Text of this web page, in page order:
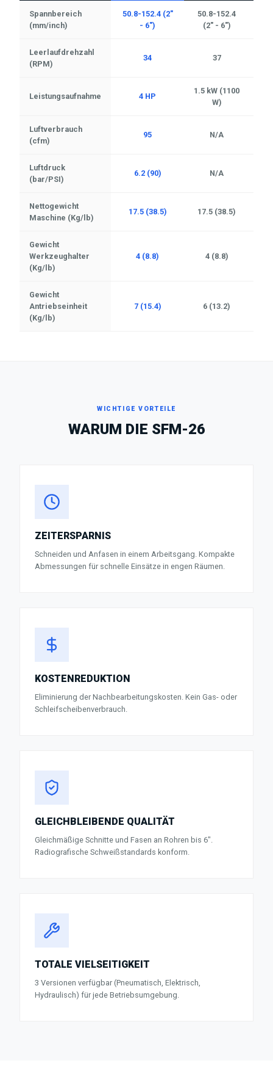
Spannbereich
(mm/inch)
50.8-152.4 (2"
- 6")
50.8-152.4
(2" - 6")
Leerlaufdrehzahl
(RPM)
34 37
Leistungsaufnahme 4 HP
1.5 kW (1100
W)
Luftverbrauch
(cfm)
95 N/A
Luftdruck
(bar/PSI)
6.2 (90) N/A
Nettogewicht
Maschine (Kg/lb)
17.5 (38.5) 17.5 (38.5)
Gewicht
Werkzeughalter
(Kg/lb)
4 (8.8) 4 (8.8)
Gewicht
Antriebseinheit
(Kg/lb)
7 (15.4) 6 (13.2)
WICHTIGE VORTEILE
WARUM DIE SFM-26
ZEITERSPARNIS
Schneiden und Anfasen in einem Arbeitsgang. Kompakte
Abmessungen für schnelle Einsätze in engen Räumen.
KOSTENREDUKTION
Eliminierung der Nachbearbeitungskosten. Kein Gas- oder
Schleifscheibenverbrauch.
GLEICHBLEIBENDE QUALITÄT
Gleichmäßige Schnitte und Fasen an Rohren bis 6".
Radiografische Schweißstandards konform.
TOTALE VIELSEITIGKEIT
3 Versionen verfügbar (Pneumatisch, Elektrisch,
Hydraulisch) für jede Betriebsumgebung.